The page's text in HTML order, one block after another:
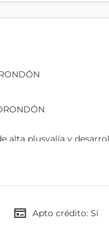
alta plusvalía y
Apto crédito: Sí